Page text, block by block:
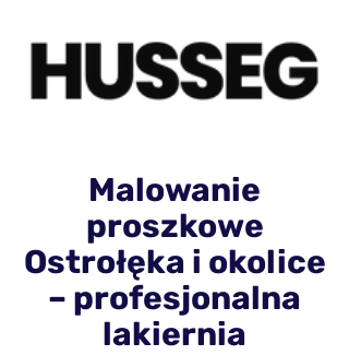
Malowanie
proszkowe
Ostrołęka i okolice
– profesjonalna
lakiernia